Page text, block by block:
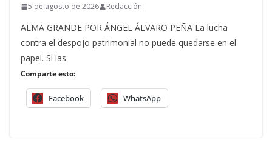
5 de agosto de 2026 Redacción
ALMA GRANDE POR ÁNGEL ÁLVARO PEÑA La lucha
contra el despojo patrimonial no puede quedarse en el
papel. Si las
Comparte esto:
Facebook WhatsApp